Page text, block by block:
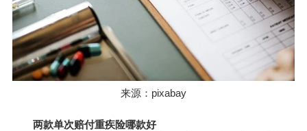
来源：pixabay
两款单次赔付重疾险哪款好